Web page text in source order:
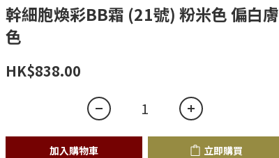
幹細胞煥彩BB霜 (21號) 粉米色 偏白膚
色
HK$838.00
加入購物車 立即購買